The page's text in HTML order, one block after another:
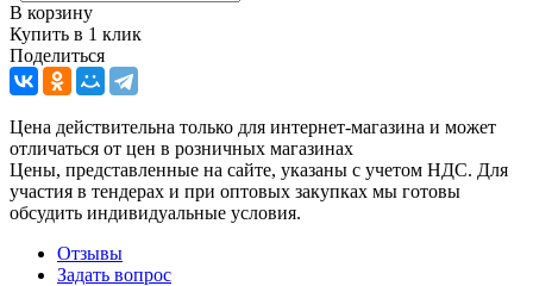
В корзину
Купить в 1 клик
Поделиться
Цена действительна только для интернет-магазина и может
отличаться от цен в розничных магазинах
Цены, представленные на сайте, указаны с учетом НДС. Для
участия в тендерах и при оптовых закупках мы готовы
обсудить индивидуальные условия.
Отзывы
Задать вопрос